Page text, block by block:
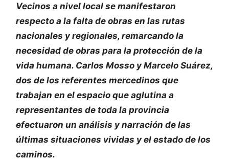
Vecinos a nivel local se manifestaron
respecto a la falta de obras en las rutas
nacionales y regionales, remarcando la
necesidad de obras para la protección de la
vida humana. Carlos Mosso y Marcelo Suárez,
dos de los referentes mercedinos que
trabajan en el espacio que aglutina a
representantes de toda la provincia
efectuaron un análisis y narración de las
últimas situaciones vividas y el estado de los
caminos.